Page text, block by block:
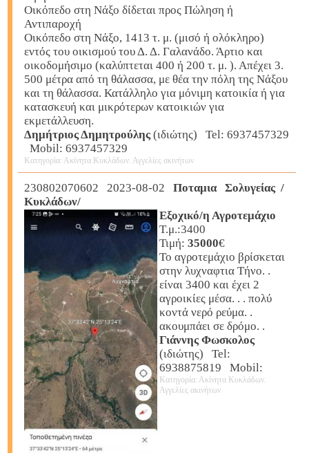
Οικόπεδο στη Νάξο δίδεται προς Πώληση ή
Αντιπαροχή
Οικόπεδο στη Νάξο, 1413 τ. μ. (μισό ή ολόκληρο)
εντός του οικισμού του Δ. Δ. Γαλανάδο. Άρτιο και
οικοδομήσιμο (καλύπτεται 400 ή 200 τ. μ. ). Απέχει 3.
500 μέτρα από τη θάλασσα, με θέα την πόλη της Νάξου
και τη θάλασσα. Κατάλληλο για μόνιμη κατοικία ή για
κατασκευή και μικρότερων κατοικιών για
εκμετάλλευση.
Δημήτριος Δημητρούλης(ιδιώτης) Tel: 6937457329
Mobil: 6937457329
Κατηγορία: Ακίνητα Κυκλάδων. Αγγελίες ακινήτων
230802070602 2023-08-02
Ποταμια Σολυγείας /
Κυκλάδων/
Εξοχικό/η Αγροτεμάχιο
Τ.μ.:3400
Τιμή: 35000€
Το αγροτεμάχιο βρίσκεται
στην λυχναφτια Τήνο. .
είναι 3400 και έχει 2
αγροικίες μέσα. . . πολύ
κοντά νερό ρεύμα. .
ακουμπάει σε δρόμο. .
Γιάννης Φωσκολος
(ιδιώτης) Tel:
6938875819 Mobil:
Κατηγορία: Ακίνητα Κυκλάδων.
Αγγελίες ακινήτων